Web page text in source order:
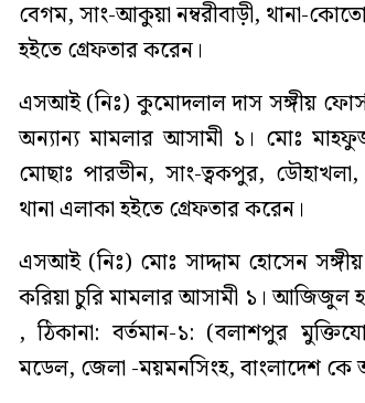
বেগম, সাং-আকুয়া নম্বরীবাড়ী, থানা-
হইতে গ্রেফতার করেন।
এসআই (নিঃ) কুমোদলাল দাস সঙ্গীয়
অন্যান্য মামলার আসামী ১। মোঃ
মোছাঃ পারভীন, সাং-ত্বকপুর,
থানা এলাকা হইতে গ্রেফতার করেন।
এসআই (নিঃ) মোঃ সাদ্দাম হোসেন
করিয়া চুরি মামলার আসামী ১।
, ঠিকানা: বর্তমান-১: (বলাশপুর
মডেল, জেলা -ময়মনসিংহ, বাংলাদেশ কে